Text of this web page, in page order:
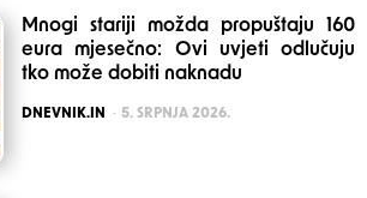
Mnogi stariji možda propuštaju 160
eura mjesečno: Ovi uvjeti odlučuju
tko može dobiti naknadu
POSTED
DNEVNIK.IN 5. SRPNJA 2026.